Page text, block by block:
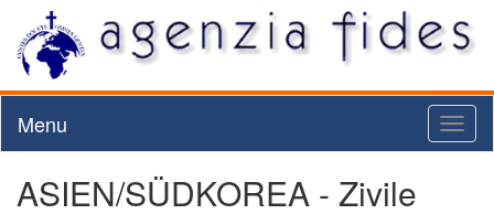
Menu
ASIEN/SÜDKOREA - Zivile